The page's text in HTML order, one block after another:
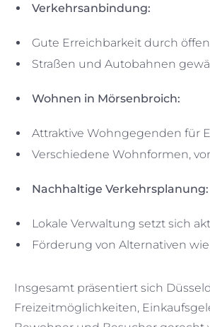
Verkehrsanbindung:
Gute Erreichbarkeit durch
Straßen und Autobahnen
Wohnen in Mörsenbroich:
Attraktive Wohngegenden für
Verschiedene Wohnformen,
Nachhaltige Verkehrsplanung:
Lokale Verwaltung setzt sich
Förderung von Alternativen
Insgesamt präsentiert sich
Freizeitmöglichkeiten,